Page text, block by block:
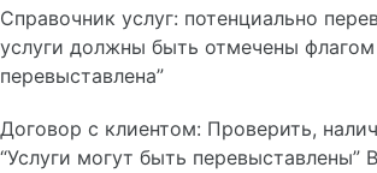
ФинОтчет
ФинОтчет. Контроль. Расходы
Справочник услуг: потенциально
услуги должны быть отмечены
перевыставлена”
Договор с клиентом: Проверить,
“Услуги могут быть перевыставлены”